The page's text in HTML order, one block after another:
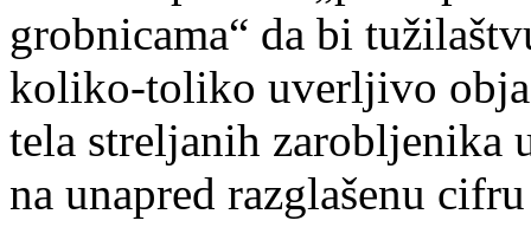
grobnicama“ da bi
koliko-toliko uverljivo
tela streljanih zarobljenika
na unapred razglašenu